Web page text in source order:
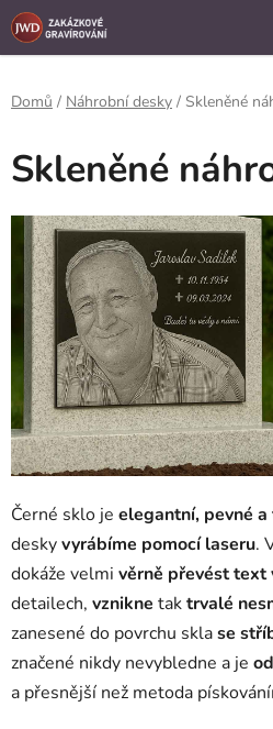
```
Přejít
na
Domů / Náhrobní desky / Skleněné
Skleněné
Černé sklo je elegantní, pevné
deskyvyrábíme pomocí laseru.
dokáže velmi věrně převést text
detailech, vznikne taktrvalé
zanesené do povrchu sklase
značené nikdy nevybledne a je
a přesnější než metoda